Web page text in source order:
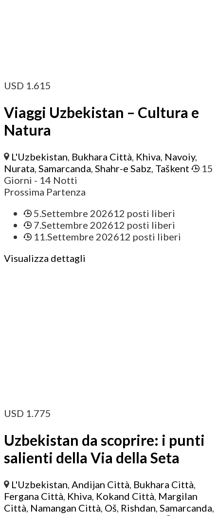
USD 1.615
Viaggi Uzbekistan – Cultura e
Natura
L'Uzbekistan, Bukhara Città, Khiva, Navoiy,
Nurata, Samarcanda, Shahr-e Sabz, Taškent
15
Giorni - 14 Notti
Prossima Partenza
5.Settembre 202612 posti liberi
7.Settembre 202612 posti liberi
11.Settembre 202612 posti liberi
Visualizza dettagli
USD 1.775
Uzbekistan da scoprire: i punti
salienti della Via della Seta
L'Uzbekistan,Andijan Città, Bukhara Città,
Fergana Città, Khiva, Kokand Città, Margilan
Città, Namangan Città, Oš, Rishdan, Samarcanda,